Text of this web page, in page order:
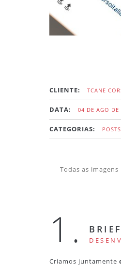
CLIENTE: TCANE
DATA: 04 DE AGO DE
CATEGORIAS:
Todas as
1.
Criamos juntamente